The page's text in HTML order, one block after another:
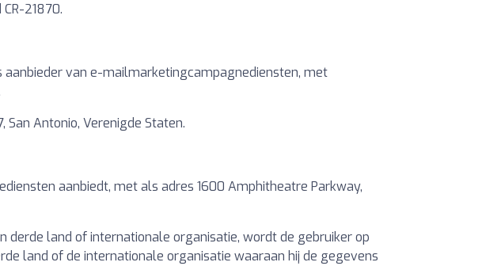
21870.
aanbieder van e-mailmarketingcampagnediensten, met
San Antonio, Verenigde Staten.
aanbiedt, met als adres 1600 Amphitheatre Parkway,
land of internationale organisatie, wordt de gebruiker op
land of de internationale organisatie waaraan hij de gegevens